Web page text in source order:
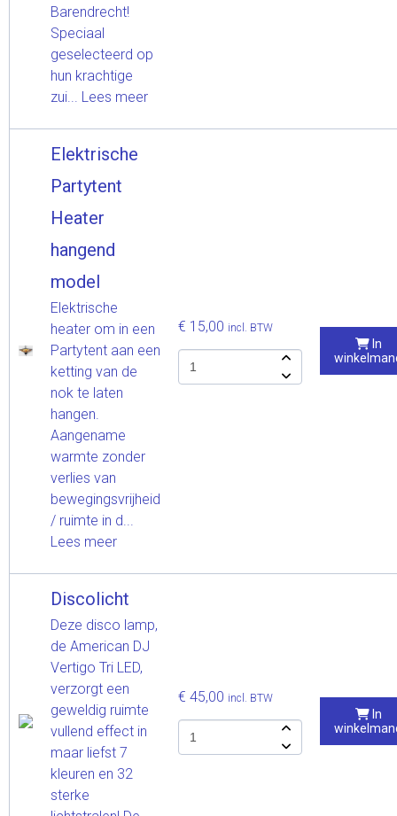
Barendrecht!
Speciaal
geselecteerd op
hun krachtige
zui... Lees meer
Elektrische
Partytent
Heater
hangend
model
Elektrische
heater om in een
Partytent aan een
ketting van de
nok te laten
hangen.
Aangename
warmte zonder
verlies van
bewegingsvrijheid
/ ruimte in d...
Lees meer
€ 15,00 incl. BTW
In
Discolicht
Deze disco lamp,
de American DJ
Vertigo Tri LED,
verzorgt een
geweldig ruimte
vullend effect in
maar liefst 7
kleuren en 32
sterke
€ 45,00 incl. BTW
In